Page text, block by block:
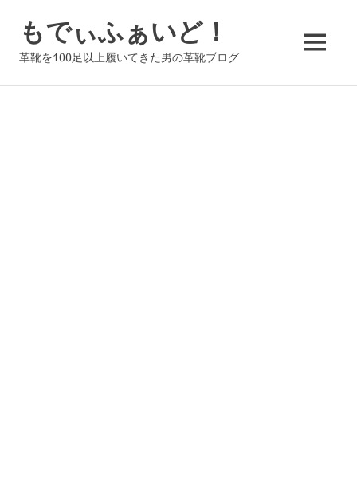
ツ
もでぃふぁいど！
革靴を100足以上履いてきた男の革靴ブログ MENU